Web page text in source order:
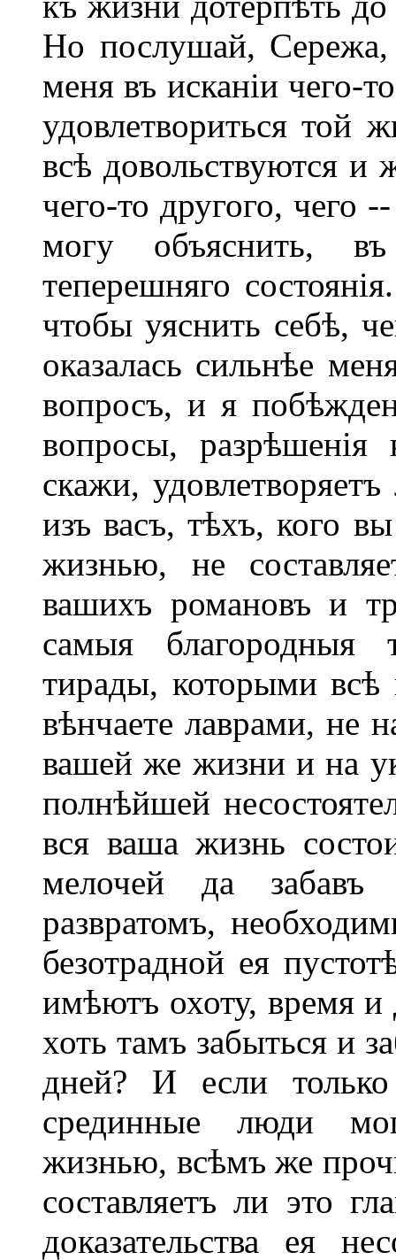
Но послушай,
меня въ исканіи чего-
удовлетвориться той
всѣ довольствуются
чего-то другого,
могу объяснить,
теперешняго
чтобы уяснить себѣ,
оказалась сильнѣе
вопросъ, и я
вопросы,
скажи,
изъ васъ, тѣхъ, кого
жизнью, не
вашихъ романовъ и
самыя благородныя
тирады, которыми всѣ
вѣнчаете лаврами, не
вашей же жизни и на
полнѣйшей
вся ваша жизнь
мелочей да забавъ
развратомъ,
безотрадной ея
имѣютъ охоту, время и
хоть тамъ забыться и
дней? И если
срединные люди
жизнью, всѣмъ же
составляетъ ли это
доказательства ея